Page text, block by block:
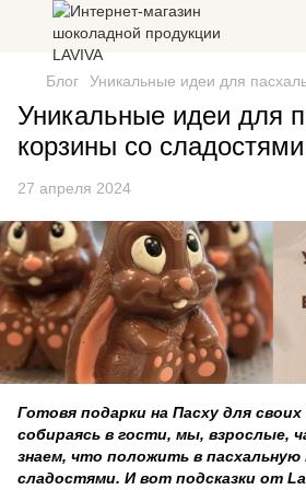
Блог Уникальные идеи для
Уникальные идеи для
корзины со сладостями
27 апреля 2024
Готовя подарки на Пасху для
собираясь в гости, мы, взрослые,
знаем, что положить в пасхальную
сладостями. И вот подсказки от